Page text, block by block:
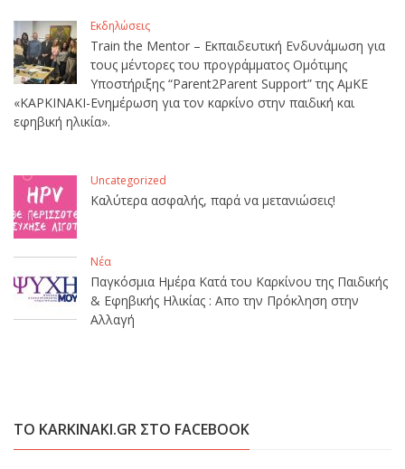
Εκδηλώσεις
Train the Mentor – Εκπαιδευτική Ενδυνάμωση για
τους μέντορες του προγράμματος Ομότιμης
Υποστήριξης “Parent2Parent Support” της ΑμΚΕ
«ΚΑΡΚΙΝΑΚΙ-Ενημέρωση για τον καρκίνο στην παιδική και
εφηβική ηλικία».
Uncategorized
Καλύτερα ασφαλής, παρά να μετανιώσεις!
Νέα
Παγκόσμια Ημέρα Κατά του Καρκίνου της Παιδικής
& Εφηβικής Ηλικίας : Απο την Πρόκληση στην
Αλλαγή
ΤΟ KARKINAKI.GR ΣΤΟ FACEBOOK